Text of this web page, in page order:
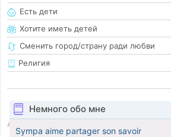
Есть дети
Хотите иметь детей
Сменить город/страну ради любви
Религия
Немного обо мне
Sympa aime partager son savoir